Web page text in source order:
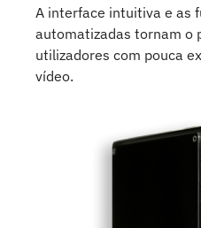
A interface intuitiva e as
automatizadas tornam o
utilizadores com pouca
vídeo.